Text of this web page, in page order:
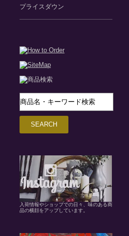
プライスダウン
入荷情報やショップでの日々、味のある商
品の横顔をアップしています。